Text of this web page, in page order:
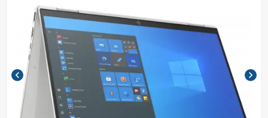
chevron_left chevron_right